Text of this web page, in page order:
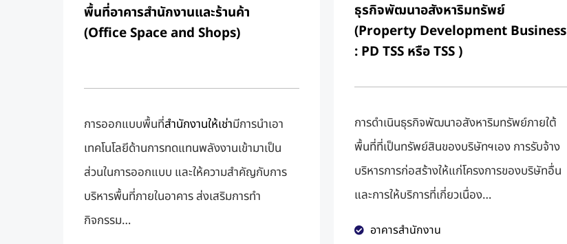
พื้นที่อาคารสำนักงานและร้านค้า
(Office Space and Shops)
การออกแบบพื้นที่สำนักงานให้เช่ามีการนําเอา
เทคโนโลยีด้านการทดแทนพลังงานเข้ามาเป็น
ส่วนในการออกแบบ และให้ความสําคัญกับการ
บริหารพื้นที่ภายในอาคาร ส่งเสริมการทํา
กิจกรรม…
ธุรกิจพัฒนาอสังหาริมทรัพย์
(Property Development Business
: PD TSS หรือ TSS )
การดำเนินธุรกิจพัฒนาอสังหาริมทรัพย์ภายใต้
พื้นที่ที่เป็นทรัพย์สินของบริษัทฯเอง การรับจ้าง
บริหารการก่อสร้างให้แก่โครงการของบริษัทอื่น
และการให้บริการที่เกี่ยวเนื่อง…
อาคารสำนักงาน